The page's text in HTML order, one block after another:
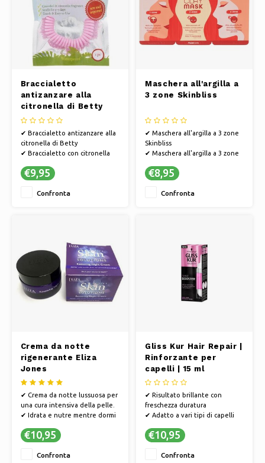
Pattini da ghiaccio
Cuscini e biancheria da letto
Lampade e illuminazione
Cesti, vasi e fioriere
Mobili
Braccialetto
antizanzare alla
citronella di Betty
✔ Braccialetto antizanzare alla
citronella di Betty
✔ Braccialetto con citronella
✔ Comodo e facile da indossare
€9,95
Confronta
Maschera all'argilla a
3 zone Skinbliss
✔ Maschera all'argilla a 3 zone
Skinbliss
✔ Maschera all'argilla a 3 zone
✔ Nutre, deterge e idrata
€8,95
Confronta
Crema da notte
rigenerante Eliza
Jones
✔ Crema da notte lussuosa per
una cura intensiva della pelle.
✔ Idrata e nutre mentre dormi
consistenza della pelle
€10,95
Confronta
Gliss Kur Hair Repair |
Rinforzante per
capelli | 15 ml
✔ Risultato brillante con
freschezza duratura
✔ Adatto a vari tipi di capelli
capelli sani e forti.
€10,95
Confronta